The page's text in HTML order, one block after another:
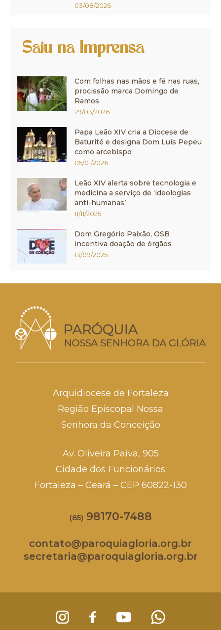
03/08/2026
Saiu na Imprensa
Com folhas nas mãos e fé nas ruas,
procissão marca Domingo de
Ramos
29/03/2026
Papa Leão XIV cria a Diocese de
Baturité e designa Dom Luís Pepeu
como arcebispo
05/01/2026
Leão XIV alerta sobre tecnologia e
medicina a serviço de ‘ideologias
anti-humanas’
11/11/2025
Dom Gregório Paixão, OSB
incentiva doação de órgãos
13/09/2025
Arquidiocese de Fortaleza
Região Episcopal Nossa
Senhora da Conceição
Av. Oliveira Paiva, 905
Cidade dos Funcionários
Fortaleza – Ceará – CEP 60822-130
(85) 98170-7488
contato@paroquiagloria.org.br
secretaria@paroquiagloria.org.br